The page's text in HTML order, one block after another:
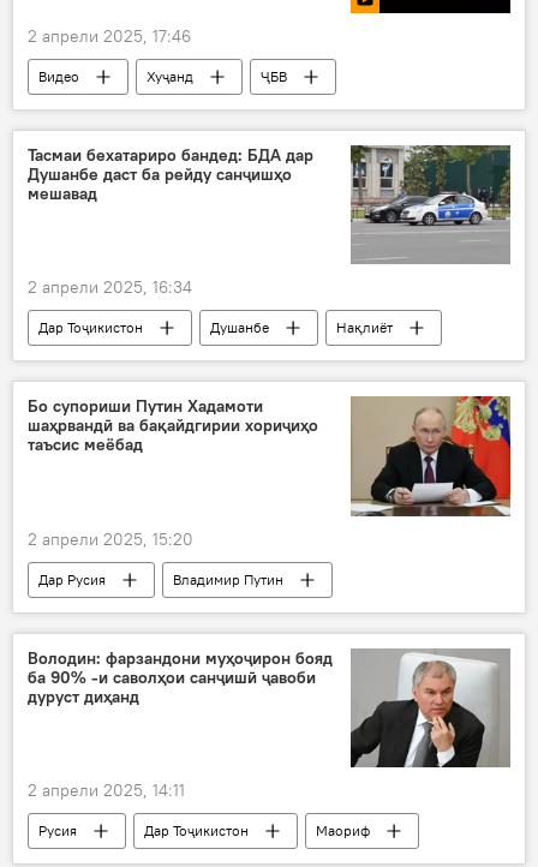
2 апрели 2025, 17:46
Видео Хуҷанд ҶБВ
Тасмаи бехатариро бандед: БДА дар
Душанбе даст ба рейду санҷишҳо
мешавад
2 апрели 2025, 16:34
Дар Тоҷикистон Душанбе
Нақлиёт
тасмаи бехатарӣ
БДА ВУД ҶТ
Бо супориши Путин Хадамоти
шаҳрвандӣ ва бақайдгирии хориҷиҳо
таъсис меёбад
2 апрели 2025, 15:20
Дар Русия
Владимир Путин
Муҳоҷират
ВКД
Володин: фарзандони муҳоҷирон бояд
ба 90% -и саволҳои санҷишӣ ҷавоби
дуруст диҳанд
2 апрели 2025, 14:11
Русия Дар Тоҷикистон
Маориф